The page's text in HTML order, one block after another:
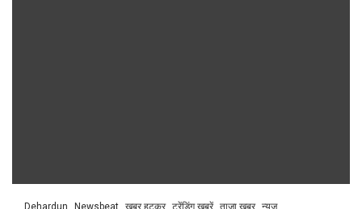
Dehardun Newsbeat खबर हटकर ट्रेंडिंग खबरें ताज़ा ख़बर न्यूज़